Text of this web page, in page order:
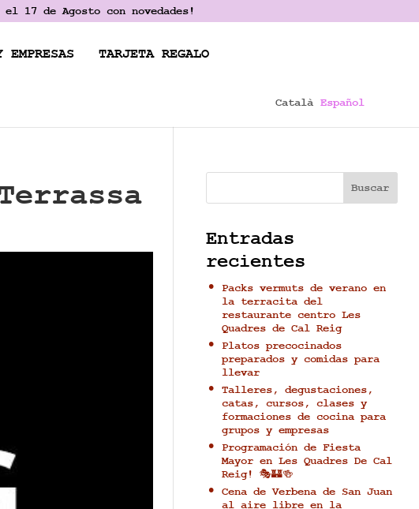
17 de Agosto con novedades!
EMPRESAS
TARJETA REGALO
Català Español
Buscar
Entradas
recientes
Packs vermuts de verano en
la terracita del
restaurante centro Les
Quadres de Cal Reig
Platos precocinados
preparados y comidas para
llevar
Talleres, degustaciones,
catas, cursos, clases y
formaciones de cocina para
grupos y empresas
Programación de Fiesta
Mayor en Les Quadres De Cal
Reig! 🎭🏰🍻
Cena de Verbena de San Juan
al aire libre en la